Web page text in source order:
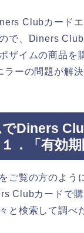
Clubカードエ
で、Diners
ザイムの商品を
ーの問題が解
Diners
．「有効期
ご覧の方のよう
Clubカードで
と検索して調べ